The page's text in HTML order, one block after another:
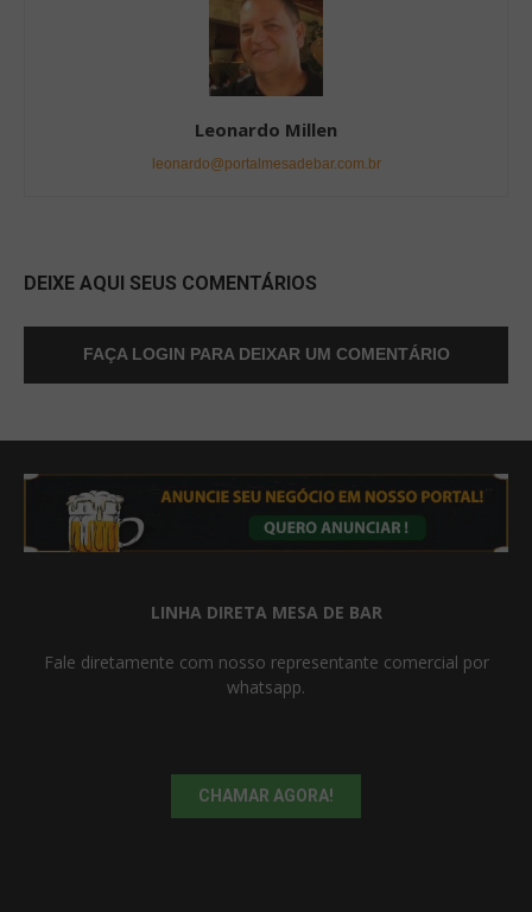
Leonardo Millen
leonardo@portalmesadebar.com.br
DEIXE AQUI SEUS COMENTÁRIOS
FAÇA LOGIN PARA DEIXAR UM COMENTÁRIO
LINHA DIRETA MESA DE BAR
Fale diretamente com nosso representante comercial por
whatsapp.
CHAMAR AGORA!